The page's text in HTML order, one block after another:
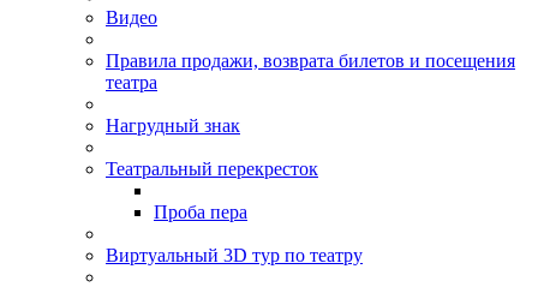
Видео
Правила продажи, возврата билетов и посещения
театра
Нагрудный знак
Театральный перекресток
Проба пера
Виртуальный 3D тур по театру